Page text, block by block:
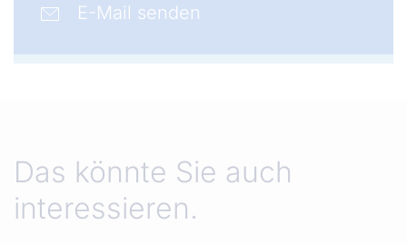
E-Mail senden
Das könnte Sie auch
interessieren.